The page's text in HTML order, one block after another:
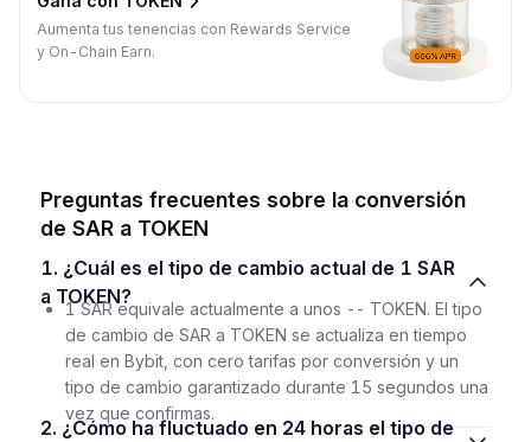
Aumenta tus tenencias con Rewards Service
y On-Chain Earn.
Preguntas frecuentes sobre la conversión
de SAR a TOKEN
1. ¿Cuál es el tipo de cambio actual de 1 SAR
a TOKEN?
1 SAR equivale actualmente a unos -- TOKEN. El tipo
de cambio de SAR a TOKEN se actualiza en tiempo
real en Bybit, con cero tarifas por conversión y un
tipo de cambio garantizado durante 15 segundos una
vez que confirmas.
2. ¿Cómo ha fluctuado en 24 horas el tipo de